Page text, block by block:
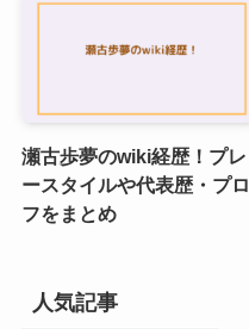
瀬古歩夢のwiki経歴！プレ
ースタイルや代表歴・プロ
フをまとめ
人気記事